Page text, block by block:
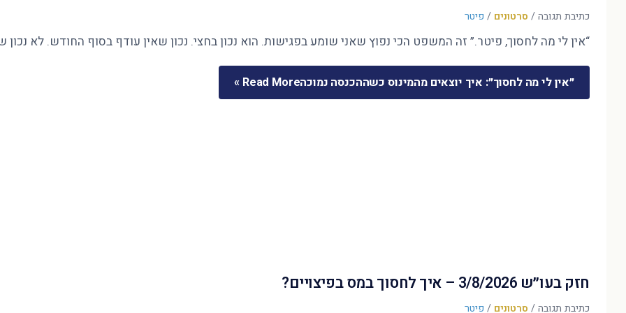
כתיבת תגובה/ סרטונים / פיטר
“אין לי מה לחסוך, פיטר.” זה המשפט הכי נפוץ שאני שומע בפגישות. הוא נכון בחצי. נכון שאין עודף בסוף החודש. לא
״אין לי מה לחסוך״: איך יוצאים מהמינוס כשההכנסה נמוכהRead More »
חזק בעו״ש 3/8/2026 – איך לחסוך במס בפיצויים?
כתיבת תגובה/ סרטונים / פיטר